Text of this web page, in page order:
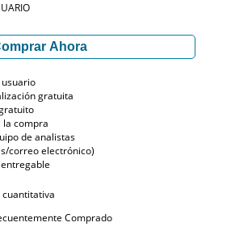
Ahora
gratuita
la compra
de analistas
correo electrónico)
Comprado